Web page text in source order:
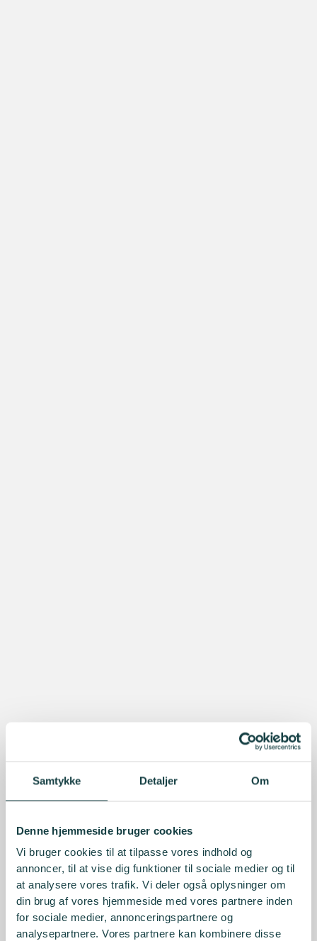
Samtykke Detaljer Om
Denne hjemmeside bruger cookies
Vi bruger cookies til at tilpasse vores indhold og
annoncer, til at vise dig funktioner til sociale medier og til
at analysere vores trafik. Vi deler også oplysninger om
din brug af vores hjemmeside med vores partnere inden
for sociale medier, annonceringspartnere og
analysepartnere. Vores partnere kan kombinere disse